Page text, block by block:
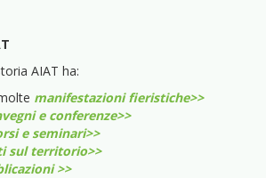
AIAT ha:
manifestazioni fieristiche>>
e conferenze>>
e seminari>>
sul territorio>>
>>